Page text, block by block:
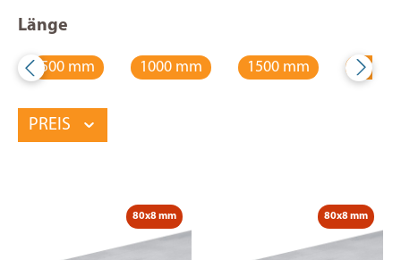
Länge
500 mm 1000 mm 1500 mm 2000
PREIS
80x8 mm 80x8 mm